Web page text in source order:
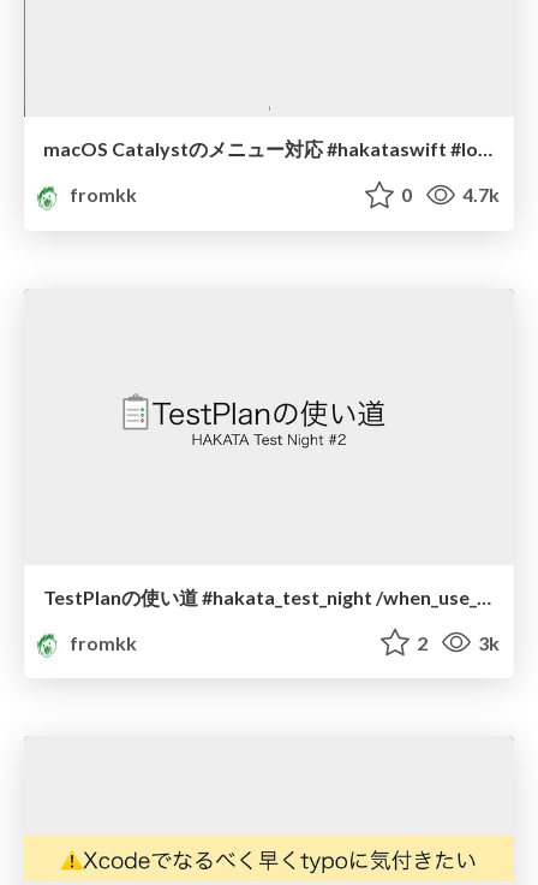
macOS Catalystのメニュー対応 #hakataswift #love_swift/menu_for_macos_catalyst
fromkk
0 4.7k
fromkk
2 3k